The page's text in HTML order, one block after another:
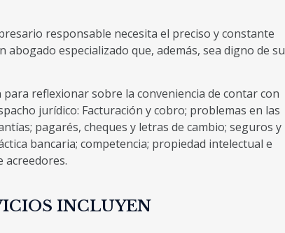
responsable necesita el preciso y constante
especializado que, además, sea digno de su
reflexionar sobre la conveniencia de contar con
jurídico: Facturación y cobro; problemas en las
pagarés, cheques y letras de cambio; seguros y
bancaria; competencia; propiedad intelectual e
acreedores.
INCLUYEN